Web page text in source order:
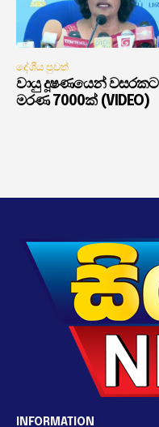
දේශීය පුවත්
වායු දූෂණයෙන් වසරකට
මරණ 7000ක් (VIDEO)
INFORMATION